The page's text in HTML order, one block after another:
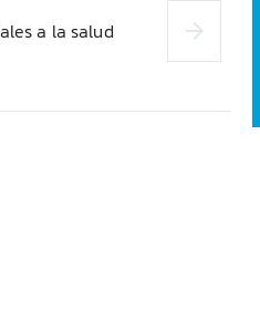
a la salud